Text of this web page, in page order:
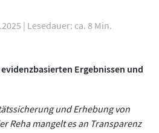
| Lesedauer: ca. 8 Min.
Ergebnissen und
und Erhebung von
Reha mangelt es an Transparenz